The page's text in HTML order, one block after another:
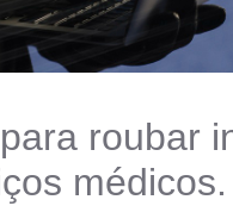
roubar
médicos.